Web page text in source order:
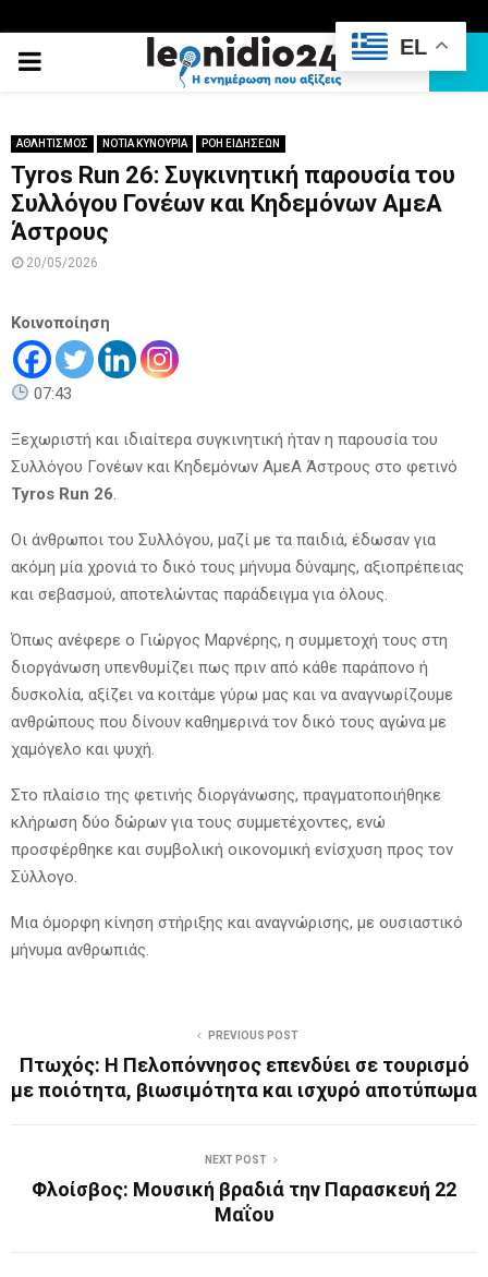
PRIMARY
ΑΘΛΗΤΙΣΜΟΣ ΝΟΤΙΑ ΚΥΝΟΥΡΙΑ ΡΟΗ ΕΙΔΗΣΕΩΝ
Tyros Run 26: Συγκινητική παρουσία του
Συλλόγου Γονέων και Κηδεμόνων ΑμεΑ
Άστρους
20/05/2026
Κοινοποίηση
07:43
Ξεχωριστή και ιδιαίτερα συγκινητική ήταν η παρουσία του
Συλλόγου Γονέων και Κηδεμόνων ΑμεΑ Άστρους στο φετινό
Tyros Run 26
Οι άνθρωποι του Συλλόγου, μαζί με τα παιδιά, έδωσαν για
ακόμη μία χρονιά το δικό τους μήνυμα δύναμης, αξιοπρέπειας
και σεβασμού, αποτελώντας παράδειγμα για όλους.
Όπως ανέφερε ο Γιώργος Μαρνέρης, η συμμετοχή τους στη
διοργάνωση υπενθυμίζει πως πριν από κάθε παράπονο ή
δυσκολία, αξίζει να κοιτάμε γύρω μας και να αναγνωρίζουμε
ανθρώπους που δίνουν καθημερινά τον δικό τους αγώνα με
χαμόγελο και ψυχή.
Στο πλαίσιο της φετινής διοργάνωσης, πραγματοποιήθηκε
κλήρωση δύο δώρων για τους συμμετέχοντες, ενώ
προσφέρθηκε και συμβολική οικονομική ενίσχυση προς τον
Σύλλογο.
Μια όμορφη κίνηση στήριξης και αναγνώρισης, με ουσιαστικό
μήνυμα ανθρωπιάς.
PREVIOUS POST
Πτωχός: Η Πελοπόννησος επενδύει σε τουρισμό
με ποιότητα, βιωσιμότητα και ισχυρό αποτύπωμα
NEXT POST
Φλοίσβος: Μουσική βραδιά την Παρασκευή 22
Μαΐου
EL